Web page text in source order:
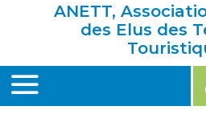
ANETT,
des Elus des
MENU